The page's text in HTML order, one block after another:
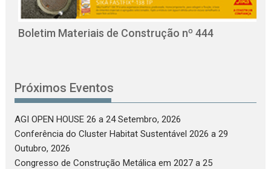
Boletim Materiais de Construção nº 444
Próximos Eventos
AGI OPEN HOUSE 26 a 24 Setembro, 2026
Conferência do Cluster Habitat Sustentável 2026 a 29
Outubro, 2026
Congresso de Construção Metálica em 2027 a 25